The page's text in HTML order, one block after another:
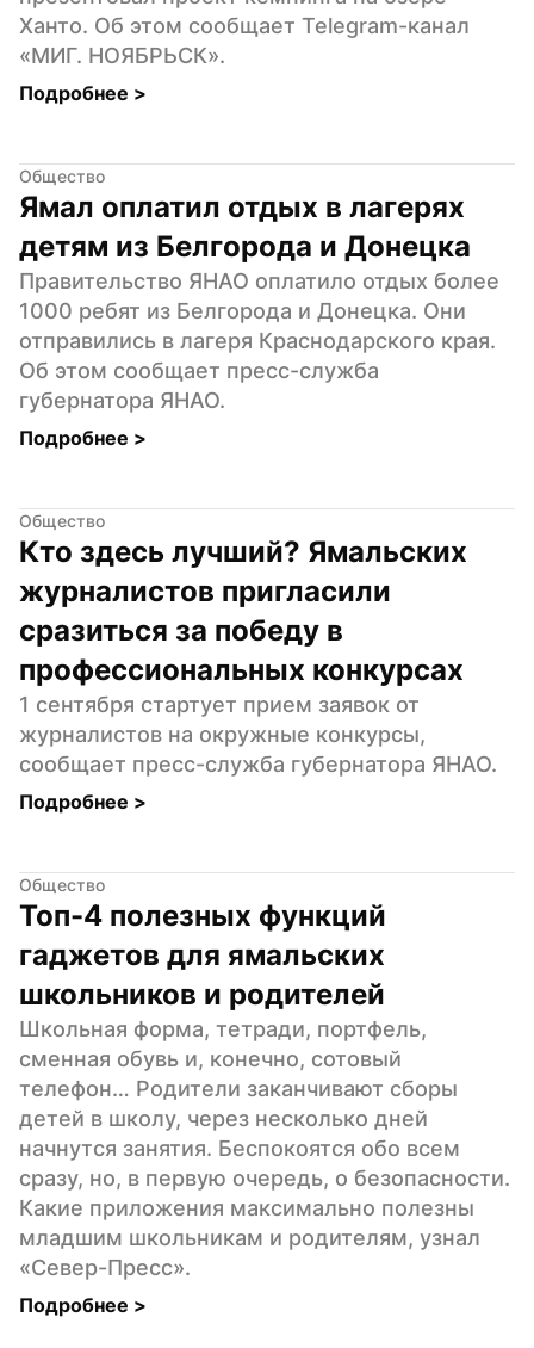
Ханто. Об этом сообщает Telegram-канал
«МИГ. НОЯБРЬСК».
Подробнее >
Общество
Ямал оплатил отдых в лагерях
детям из Белгорода и Донецка
Правительство ЯНАО оплатило отдых более
1000 ребят из Белгорода и Донецка. Они
отправились в лагеря Краснодарского края.
Об этом сообщает пресс-служба
губернатора ЯНАО.
Подробнее >
Общество
Кто здесь лучший? Ямальских
журналистов пригласили
сразиться за победу в
профессиональных конкурсах
1 сентября стартует прием заявок от
журналистов на окружные конкурсы,
сообщает пресс-служба губернатора ЯНАО.
Подробнее >
Общество
Топ-4 полезных функций
гаджетов для ямальских
школьников и родителей
Школьная форма, тетради, портфель,
сменная обувь и, конечно, сотовый
телефон… Родители заканчивают сборы
детей в школу, через несколько дней
начнутся занятия. Беспокоятся обо всем
сразу, но, в первую очередь, о безопасности.
Какие приложения максимально полезны
младшим школьникам и родителям, узнал
«Север-Пресс».
Подробнее >